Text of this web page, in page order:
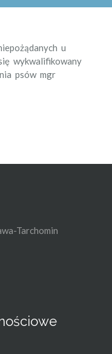
u
wykwalifikowany
psów mgr
Tarchomin